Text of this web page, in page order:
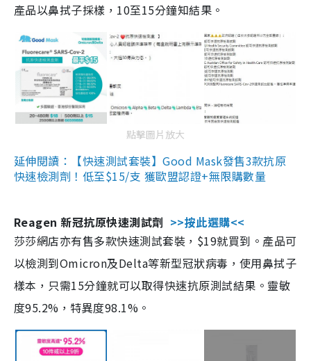
產品以鼻拭子採樣，10至15分鐘知結果。
點擊圖片放大
延伸閱讀：【快速測試套裝】Good Mask發售3款抗原
快速檢測劑！低至$15/支 獲歐盟認證+無限購數量
Reagen 新冠抗原快速測試劑 >>按此選購<<
莎莎網店亦有售多款快速測試套裝，$19就買到。產品可
以檢測到Omicron及Delta等新型冠狀病毒，使用鼻拭子
樣本，只需15分鐘就可以取得快速抗原測試結果。靈敏
度95.2%，特異度98.1%。